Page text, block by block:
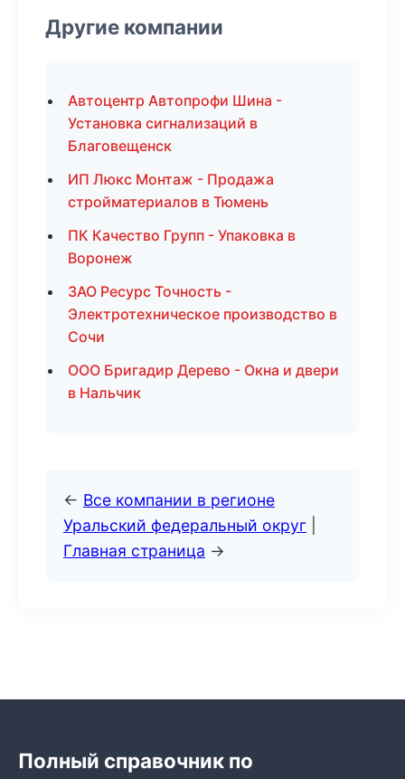
Другие компании
Автоцентр Автопрофи Шина -
Установка сигнализаций в
Благовещенск
ИП Люкс Монтаж - Продажа
стройматериалов в Тюмень
ПК Качество Групп - Упаковка в
Воронеж
ЗАО Ресурс Точность -
Электротехническое производство в
Сочи
ООО Бригадир Дерево - Окна и двери
в Нальчик
← Все компании в регионе
Уральский федеральный округ
Главная страница →
Полный справочник по